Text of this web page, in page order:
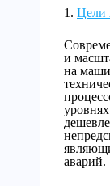
и
на
аварий.